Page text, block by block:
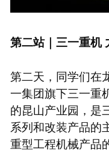
第二站｜三一重机
第二天，同学们在
一集团旗下三一重
的昆山产业园，是
系列和改装产品的
重型工程机械产品